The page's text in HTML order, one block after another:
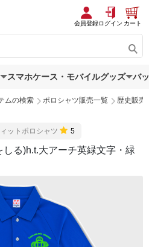
会員登録ログイン カート
スマホケース・モバイルグッズ バ
ムの検索 ポロシャツ販売一覧 歴史販売
ットポロシャツ 5
る)h.t.大アーチ英緑文字・緑